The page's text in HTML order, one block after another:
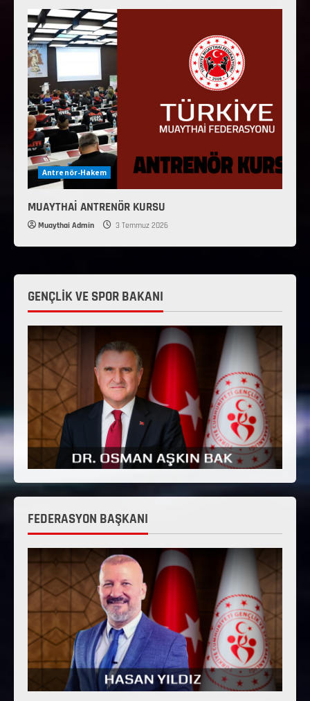
Antrenör-Hakem
MUAYTHAİ ANTRENÖR KURSU
Muaythai Admin 3 Temmuz 2026
GENÇLİK VE SPOR BAKANI
FEDERASYON BAŞKANI